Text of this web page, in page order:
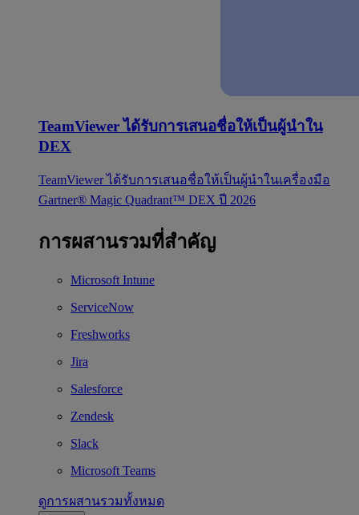
TeamViewer ได้รับการเสนอชื่อให้เป็นผู้นำใน
DEX
TeamViewer ได้รับการเสนอชื่อให้เป็นผู้นำในเครื่องมือ
Gartner® Magic Quadrant™ DEX ปี 2026
การผสานรวมที่สำคัญ
Microsoft Intune
ServiceNow
Freshworks
Jira
Salesforce
Zendesk
Slack
Microsoft Teams
ดูการผสานรวมทั้งหมด